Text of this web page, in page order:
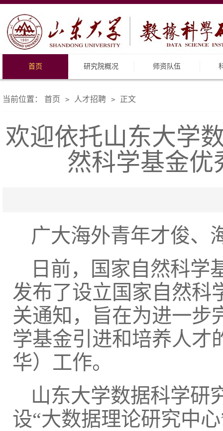
首页 研究院概况 师资队伍
当前位置： 首页 > 人才招聘 > 正文
欢迎依托山东大学
然科学基金优
广大海外青年才俊、
日前，国家自然科学
发布了设立国家自然科
关通知，旨在为进一步
学基金引进和培养人才
华）工作。
山东大学数据科学研
设“大数据理论研究中